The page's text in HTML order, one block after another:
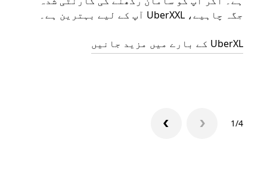
جگہ چاہیے، UberXXL آپ کے لیے بہترین ہے۔
UberXL کے بارے میں مزید جانیں
1/4